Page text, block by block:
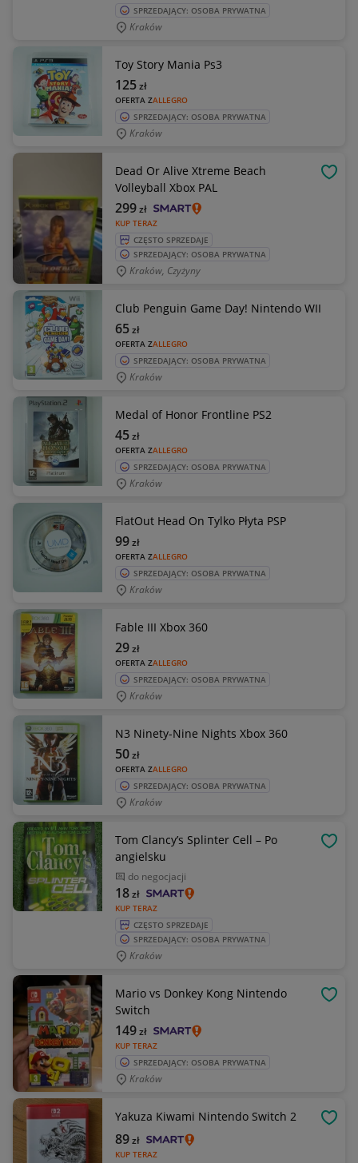
SPRZEDAJĄCY: OSOBA PRYWATNA
Kraków
Toy Story Mania Ps3
OFERTA ZALLEGRO
125zł
SPRZEDAJĄCY: OSOBA PRYWATNA
Kraków
Dead Or Alive Xtreme Beach
Volleyball Xbox PAL
KUP TERAZ
299zł
CZĘSTO SPRZEDAJE
SPRZEDAJĄCY: OSOBA PRYWATNA
Kraków, Czyżyny
Club Penguin Game Day! Nintendo WII
OFERTA ZALLEGRO
65zł
SPRZEDAJĄCY: OSOBA PRYWATNA
Kraków
Medal of Honor Frontline PS2
OFERTA ZALLEGRO
45zł
SPRZEDAJĄCY: OSOBA PRYWATNA
Kraków
FlatOut Head On Tylko Płyta PSP
OFERTA ZALLEGRO
99zł
SPRZEDAJĄCY: OSOBA PRYWATNA
Kraków
Fable III Xbox 360
OFERTA ZALLEGRO
29zł
SPRZEDAJĄCY: OSOBA PRYWATNA
Kraków
N3 Ninety-Nine Nights Xbox 360
OFERTA ZALLEGRO
50zł
SPRZEDAJĄCY: OSOBA PRYWATNA
Kraków
Tom Clancy’s Splinter Cell – Po
angielsku
do negocjacji
KUP TERAZ
18zł
CZĘSTO SPRZEDAJE
SPRZEDAJĄCY: OSOBA PRYWATNA
Kraków
Mario vs Donkey Kong Nintendo
Switch
KUP TERAZ
149zł
SPRZEDAJĄCY: OSOBA PRYWATNA
Kraków
Yakuza Kiwami Nintendo Switch 2
KUP TERAZ
89zł